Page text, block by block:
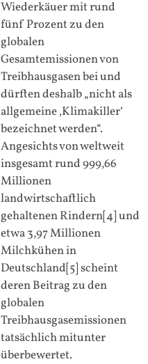
Wiederkäuer mit rund
fünf Prozent zu den
globalen
Gesamtemissionen von
Treibhausgasen bei und
dürften deshalb „nicht als
allgemeine ‚Klimakiller‘
bezeichnet werden“.
Angesichts von weltweit
insgesamt rund 999,66
Millionen
landwirtschaftlich
gehaltenen Rindern[4] und
etwa 3,97 Millionen
Milchkühen in
Deutschland[5] scheint
deren Beitrag zu den
globalen
Treibhausgasemissionen
tatsächlich mitunter
überbewertet.